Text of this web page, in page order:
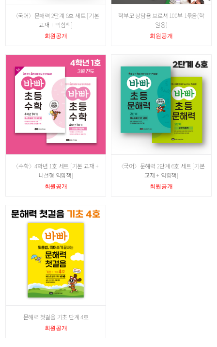
〈국어〉문해력 2단계 8호 세트 [기본
교재 + 익힘책]
회원공개
학부모 상담용 브로셔 100부 1묶음(학
원용)
회원공개
〈수학〉4학년 1호 세트 [기본 교재 +
나선형 익힘책]
회원공개
〈국어〉문해력 2단계 6호 세트 [기본
교재 + 익힘책]
회원공개
문해력 첫걸음 기초 단계 4호
회원공개